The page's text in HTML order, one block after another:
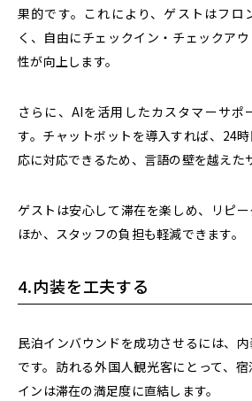
果的です。これにより、ゲストはフロ
く、自由にチェックイン・チェックア
性が向上します。
さらに、 AIを活用したカスタマーサポ
す。 チャットボットを導入すれば、24
応に対応できるため、言語の壁を越えた
ゲストは安心して滞在を楽しめ、リピ
ほか、スタッフの負担も軽減できます。
4.内装を工夫する
民泊インバウンドを成功させるには、
です。訪れる外国人観光客にとって、
インは滞在の満足度に直結します。